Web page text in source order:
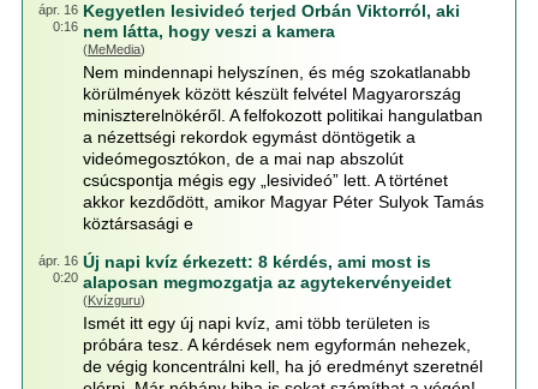
ápr. 16
0:16
Kegyetlen lesivideó terjed Orbán Viktorról, aki
nem látta, hogy veszi a kamera
(MeMedia)
Nem mindennapi helyszínen, és még szokatlanabb
körülmények között készült felvétel Magyarország
miniszterelnökéről. A felfokozott politikai hangulatban
a nézettségi rekordok egymást döntögetik a
videómegosztókon, de a mai nap abszolút
csúcspontja mégis egy „lesivideó” lett. A történet
akkor kezdődött, amikor Magyar Péter Sulyok Tamás
köztársasági e
ápr. 16
0:20
Új napi kvíz érkezett: 8 kérdés, ami most is
alaposan megmozgatja az agytekervényeidet
(Kvízguru)
Ismét itt egy új napi kvíz, ami több területen is
próbára tesz. A kérdések nem egyformán nehezek,
de végig koncentrálni kell, ha jó eredményt szeretnél